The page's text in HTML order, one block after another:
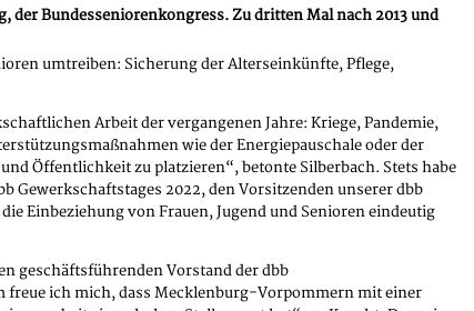
der Bundesseniorenkongress. Zu dritten Mal nach 2013 und
umtreiben: Sicherung der Alterseinkünfte, Pflege,
Arbeit der vergangenen Jahre: Kriege, Pandemie,
wie der Energiepauschale oder der
Öffentlichkeit zu platzieren“, betonte Silberbach. Stets habe
Gewerkschaftstages 2022, den Vorsitzenden unserer dbb
Einbeziehung von Frauen, Jugend und Senioren eindeutig
geschäftsführenden Vorstand der dbb
freue ich mich, dass Mecklenburg-Vorpommern mit einer